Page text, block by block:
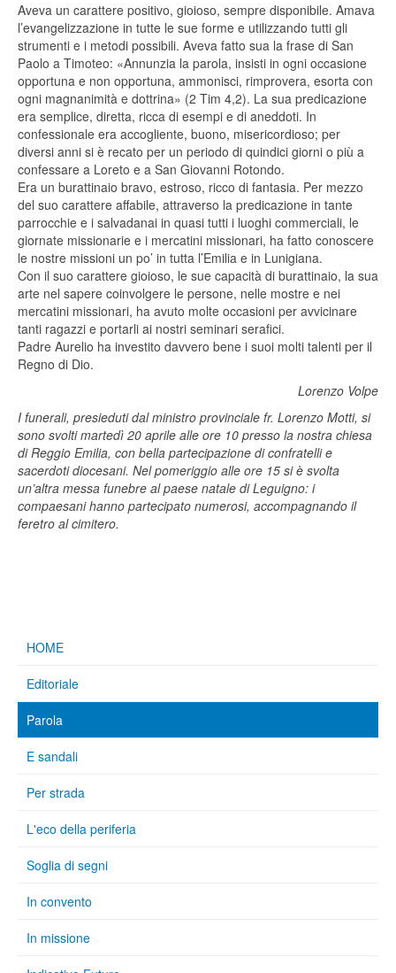
Aveva un carattere positivo, gioioso, sempre disponibile. Amava
l’evangelizzazione in tutte le sue forme e utilizzando tutti gli
strumenti e i metodi possibili. Aveva fatto sua la frase di San
Paolo a Timoteo: «Annunzia la parola, insisti in ogni occasione
opportuna e non opportuna, ammonisci, rimprovera, esorta con
ogni magnanimità e dottrina» (2 Tim 4,2). La sua predicazione
era semplice, diretta, ricca di esempi e di aneddoti. In
confessionale era accogliente, buono, misericordioso; per
diversi anni si è recato per un periodo di quindici giorni o più a
confessare a Loreto e a San Giovanni Rotondo.
Era un burattinaio bravo, estroso, ricco di fantasia. Per mezzo
del suo carattere affabile, attraverso la predicazione in tante
parrocchie e i salvadanai in quasi tutti i luoghi commerciali, le
giornate missionarie e i mercatini missionari, ha fatto conoscere
le nostre missioni un po’ in tutta l’Emilia e in Lunigiana.
Con il suo carattere gioioso, le sue capacità di burattinaio, la sua
arte nel sapere coinvolgere le persone, nelle mostre e nei
mercatini missionari, ha avuto molte occasioni per avvicinare
tanti ragazzi e portarli ai nostri seminari serafici.
Padre Aurelio ha investito davvero bene i suoi molti talenti per il
Regno di Dio.
Lorenzo Volpe
I funerali, presieduti dal ministro provinciale fr. Lorenzo Motti, si
sono svolti martedì 20 aprile alle ore 10 presso la nostra chiesa
di Reggio Emilia, con bella partecipazione di confratelli e
sacerdoti diocesani. Nel pomeriggio alle ore 15 si è svolta
un’altra messa funebre al paese natale di Leguigno: i
compaesani hanno partecipato numerosi, accompagnando il
feretro al cimitero.
HOME
Editoriale
Parola
E sandali
Per strada
L'eco della periferia
Soglia di segni
In convento
In missione